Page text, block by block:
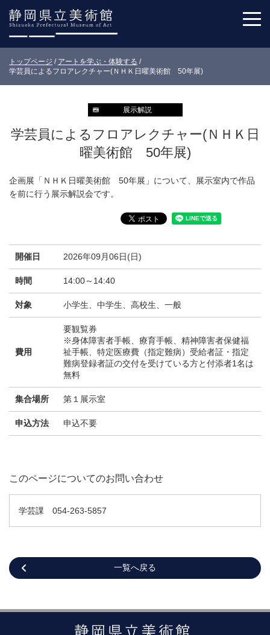
トップページ / アートを学ぶ・体験する /
学芸員によるフロアレクチャー(ＮＨＫ日曜美術館 50年展)
展示解説
学芸員によるフロアレクチャー(ＮＨＫ日
曜美術館 50年展)
企画展「ＮＨＫ日曜美術館 50年展」について、展示室内で作品
を前に行う展示解説会です。
開催日 2026年09月06日(日)
時間 14:00～14:40
対象 小学生、中学生、高校生、一般
費用
要観覧券
※身体障害者手帳、療育手帳、精神障害者保健福
祉手帳、特定医療費（指定難病）受給者証・指定
難病登録者証の交付を受けている方と付添者1名は
無料
集合場所 第１展示室
申込方法 申込不要
このページについてのお問い合わせ
学芸課 054-263-5857
一覧へ戻る